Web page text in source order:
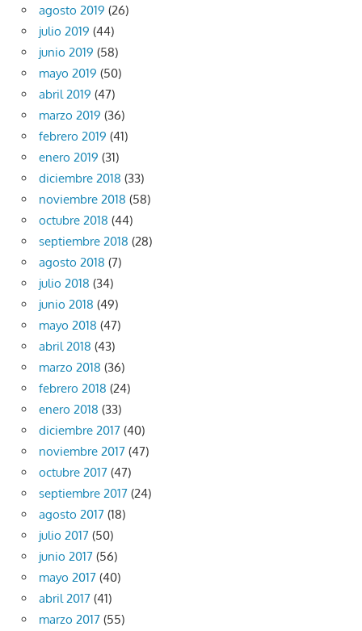
agosto 2019 (26)
julio 2019 (44)
junio 2019 (58)
mayo 2019 (50)
abril 2019 (47)
marzo 2019 (36)
febrero 2019 (41)
enero 2019 (31)
diciembre 2018 (33)
noviembre 2018 (58)
octubre 2018 (44)
septiembre 2018 (28)
agosto 2018 (7)
julio 2018 (34)
junio 2018 (49)
mayo 2018 (47)
abril 2018 (43)
marzo 2018 (36)
febrero 2018 (24)
enero 2018 (33)
diciembre 2017 (40)
noviembre 2017 (47)
octubre 2017 (47)
septiembre 2017 (24)
agosto 2017 (18)
julio 2017 (50)
junio 2017 (56)
mayo 2017 (40)
abril 2017 (41)
marzo 2017 (55)